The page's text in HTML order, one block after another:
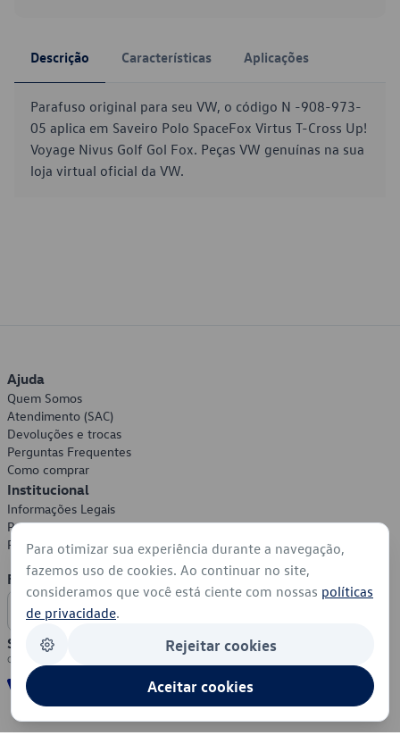
Descrição Características Aplicações
Parafuso original para seu VW, o código N -908-973-
05 aplica em Saveiro Polo SpaceFox Virtus T-Cross Up!
Voyage Nivus Golf Gol Fox. Peças VW genuínas na sua
loja virtual oficial da VW.
Ajuda
Quem Somos
Atendimento (SAC)
Devoluções e trocas
Perguntas Frequentes
Como comprar
Institucional
Informações Legais
Política de Privacidade
Política de Cookies
Formas de Pagamento
Segurança
Para otimizar sua experiência durante a navegação,
fazemos uso de cookies. Ao continuar no site,
consideramos que você está ciente com nossas políticas
de privacidade.
Rejeitar cookies
Aceitar cookies